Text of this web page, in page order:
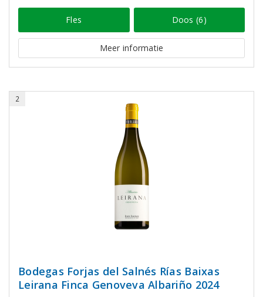
Fles Doos (6)
Meer informatie
2
Bodegas Forjas del Salnés Rías Baixas
Leirana Finca Genoveva Albariño 2024